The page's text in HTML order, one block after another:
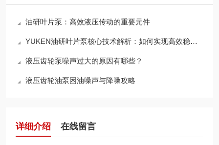
油研叶片泵：高效液压传动的重要元件
YUKEN油研叶片泵核心技术解析：如何实现高效稳定的液压动力输出？
液压齿轮泵噪声过大的原因有哪些？
液压齿轮油泵困油噪声与降噪攻略
详细介绍 在线留言